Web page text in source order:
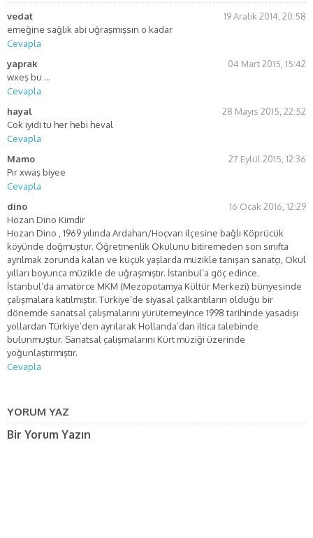
vedat
19 Aralık 2014, 20:58
emeğine sağlık abi uğraşmışsın o kadar
Cevapla
yaprak
04 Mart 2015, 15:42
wxeş bu …
Cevapla
hayal
28 Mayıs 2015, 22:52
Cok iyidi tu her hebi heval
Cevapla
Mamo
27 Eylül 2015, 12:36
Pır xwaş biyee
Cevapla
dino
16 Ocak 2016, 12:29
Hozan Dino Kimdir
Hozan Dino , 1969 yılında Ardahan/Hoçvan ilçesine bağlı Köprücük
köyünde doğmuştur. Öğretmenlik Okulunu bitiremeden son sınıfta
ayrılmak zorunda kalan ve küçük yaşlarda müzikle tanışan sanatçı, Okul
yılları boyunca müzikle de uğraşmıştır. İstanbul’a göç edince.
İstanbul’da amatörce MKM (Mezopotamya Kültür Merkezi) bünyesinde
çalışmalara katılmıştır. Türkiye’de siyasal çalkantıların olduğu bir
dönemde sanatsal çalışmalarını yürütemeyince 1998 tarihinde yasadışı
yollardan Türkiye’den ayrılarak Hollanda’dan iltica talebinde
bulunmuştur. Sanatsal çalışmalarını Kürt müziği üzerinde
yoğunlaştırmıştır.
Cevapla
YORUM YAZ
Bir Yorum Yazın